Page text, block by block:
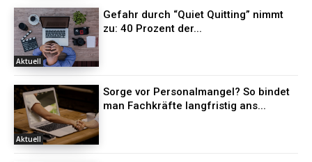
Aktuell
Gefahr durch “Quiet Quitting” nimmt
zu: 40 Prozent der...
Aktuell
Sorge vor Personalmangel? So bindet
man Fachkräfte langfristig ans...